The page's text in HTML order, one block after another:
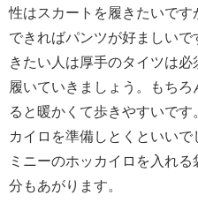
性はスカートを履きたいで
できればパンツが好ましい
きたい人は厚手のタイツは
履いていきましょう。もち
ると暖かくて歩きやすいで
カイロを準備しとくといい
ミニーのホッカイロを入れ
分もあがります。